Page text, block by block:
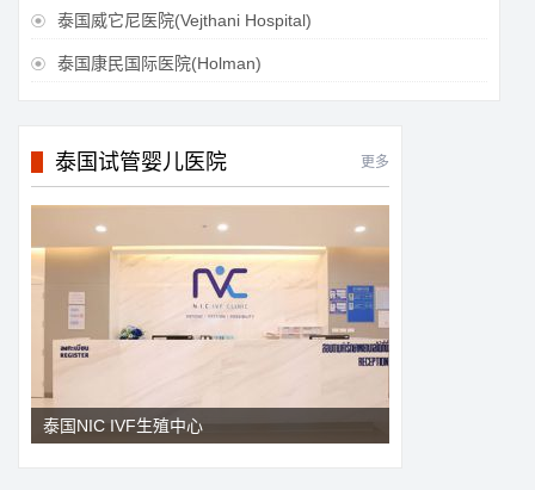
 泰国威它尼医院(Vejthani Hospital)
 泰国康民国际医院(Holman)
泰国试管婴儿医院 更多
泰国NIC IVF生殖中心